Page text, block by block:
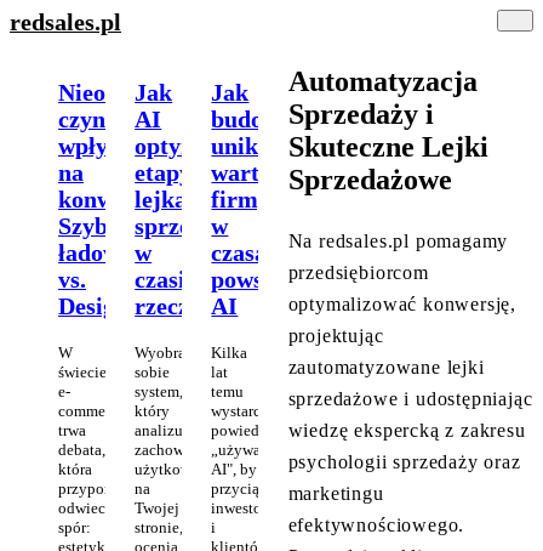
redsales.pl
Automatyzacja
Sprzedaży i
Skuteczne Lejki
Sprzedażowe
Na redsales.pl pomagamy
przedsiębiorcom
optymalizować konwersję,
projektując
zautomatyzowane lejki
sprzedażowe i udostępniając
wiedzę ekspercką z zakresu
psychologii sprzedaży oraz
marketingu
efektywnościowego.
Nieoczywiste
czynniki
wpływające
na
konwersję:
Szybkość
ładowania
vs.
Design
W
świecie
e-
commerce
trwa
debata,
która
przypomina
odwieczny
spór:
estetyka
Jak
AI
optymalizuje
etapy
lejka
sprzedażowego
w
czasie
rzeczywistym
Wyobraź
sobie
system,
który
analizuje
zachowanie
użytkownika
na
Twojej
stronie,
ocenia
Jak
budować
unikalną
wartość
firmy
w
czasach
powszechnego
AI
Kilka
lat
temu
wystarczyło
powiedzieć
„używamy
AI", by
przyciągnąć
inwestorów
i
klientów.